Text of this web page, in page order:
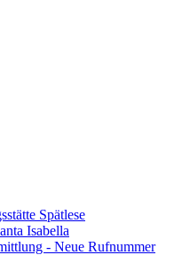
Spätlese
Isabella
- Neue Rufnummer